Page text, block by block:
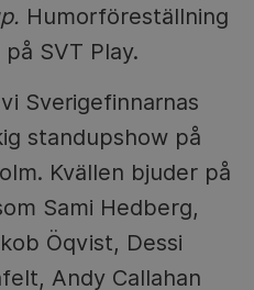
Humorföreställning
SVT Play.
Sverigefinnarnas
standupshow på
Kvällen bjuder på
Sami Hedberg,
Öqvist, Dessi
Andy Callahan